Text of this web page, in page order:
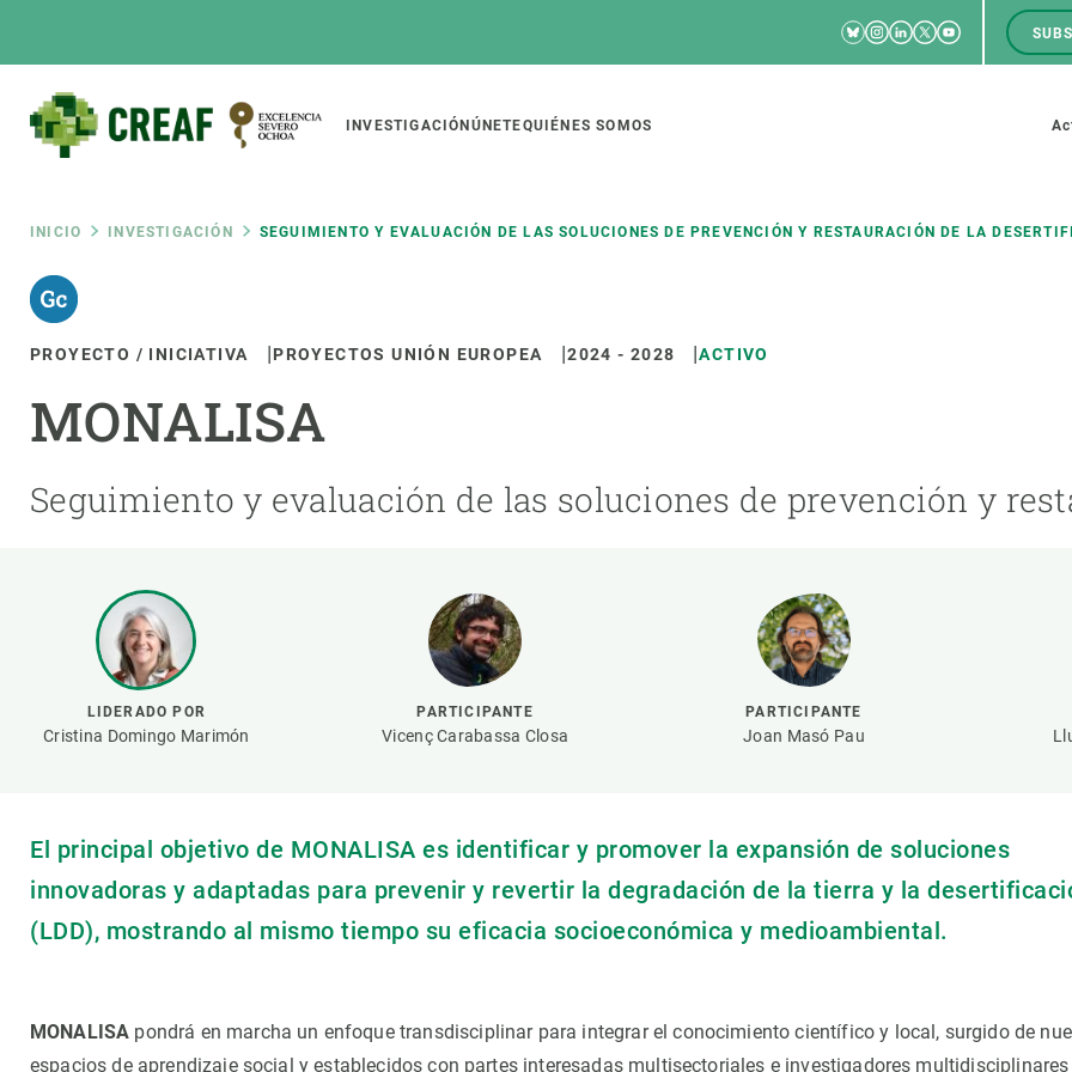
RRSS
Bluesky
Instagram
Linkedin
TwitterYoutube
Main
navigation
INVESTIGACIÓN ÚNETEQUIÉNES SOMOS
Ruta
de
navegación
INICIO INVESTIGACIÓN SEGUIMIENTO Y EVALUACIÓN DE LAS SOLUCIONES DE PREVENCIÓN Y RESTAURACIÓN DE LA
PROYECTO / INICIATIVA PROYECTOS UNIÓN EUROPEA 2024 -2028 ACTIVO
MONALISA
Seguimiento y evaluación de las soluciones de prevención y
LIDERADO POR
Cristina Domingo Marimón
PARTICIPANTE
Vicenç Carabassa Closa
PARTICIPANTE
Joan Masó Pau
El principal objetivo de MONALISA es identificar y promover la expansión de soluciones
innovadoras y adaptadas para prevenir y revertir la degradación de la tierra y la
(LDD), mostrando al mismo tiempo su eficacia socioeconómica y medioambiental.
MONALISA pondrá en marcha un enfoque transdisciplinar para integrar el conocimiento científico y local, surgido de
espacios de aprendizaje social y establecidos con partes interesadas multisectoriales e investigadores multidisciplinares
Featured
responsive
Responsive
menu
SOBRE NOSOTROS
Organización institucional
Nuestra gente
Equidad, Diversidad e Inclusión (EDI)
Oficina de prensa
Ciencia abierta y gestión del conocimiento
Documentación
INVESTIGACIÓN
Funcionamento de ecosistemas
Publicaciones
Synthesis Actions
Política y gestión Pide tu
Un lugar
Eventos anteriores
Actualidad
Noticias